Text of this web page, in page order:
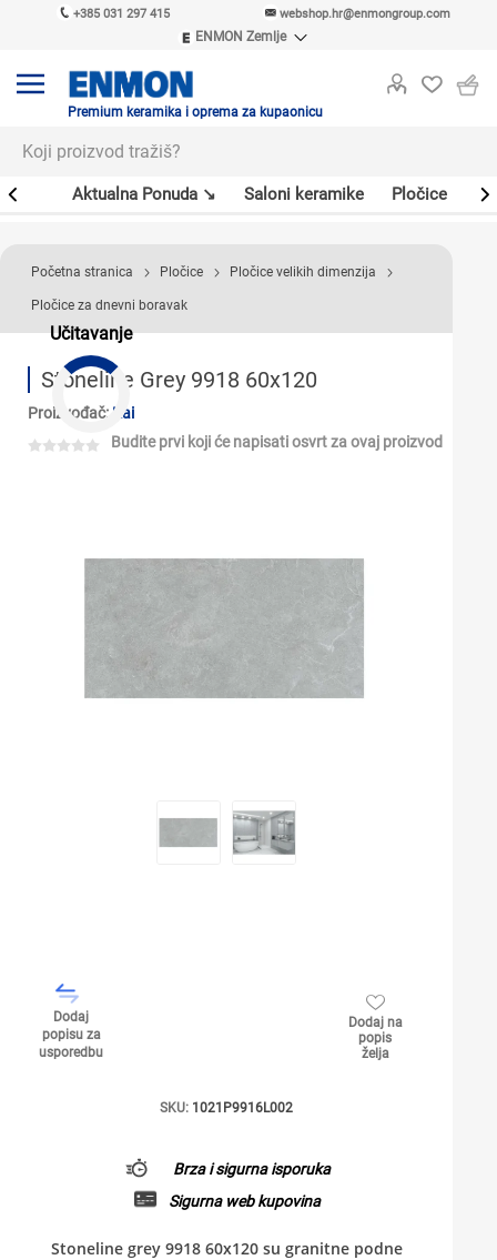
+385 031 297 415 webshop.hr@enmongroup.com
ENMON Zemlje
ENMON MKD
Premium keramika i oprema za kupaonicu
Aktualna Ponuda ↘ Saloni keramike Pločice
Učitavanje
Početna stranica Pločice Pločice velikih dimenzija
Pločice za dnevni boravak
Stoneline Grey 9918 60x120
Proizvođač: Kai
Budite prvi koji će napisati osvrt za ovaj proizvod
Dodaj
popisu za
usporedbu
Dodaj na
popis
želja
SKU: 1021P9916L002
Brza i sigurna isporuka
Sigurna web kupovina
Stoneline grey 9918 60x120 su granitne podne